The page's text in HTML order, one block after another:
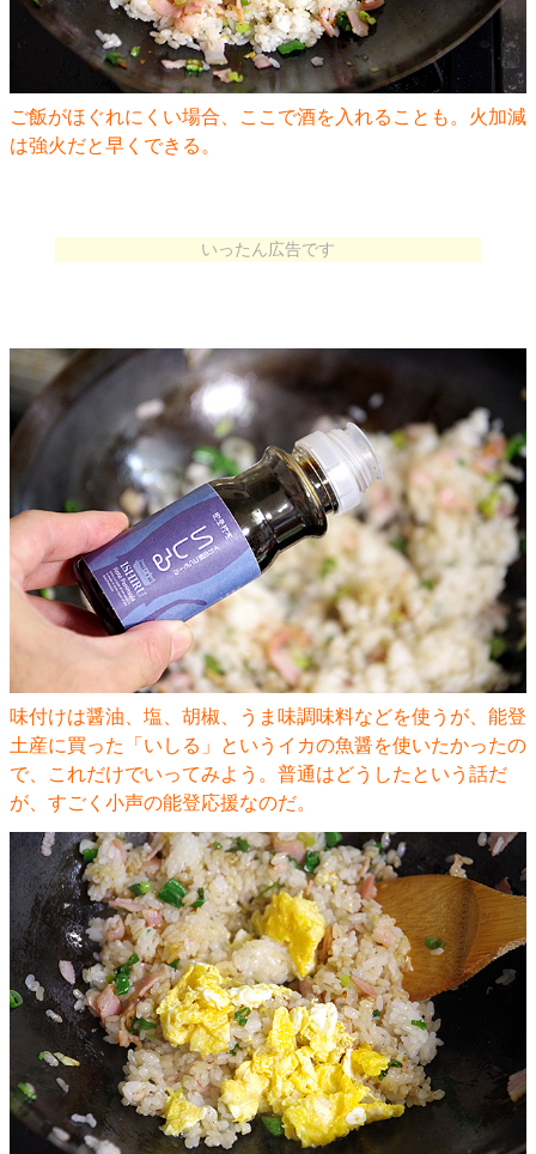
ご飯がほぐれにくい場合、ここで酒を入れることも。火加減
は強火だと早くできる。
いったん広告です
味付けは醤油、塩、胡椒、うま味調味料などを使うが、能登
土産に買った「いしる」というイカの魚醤を使いたかったの
で、これだけでいってみよう。普通はどうしたという話だ
が、すごく小声の能登応援なのだ。